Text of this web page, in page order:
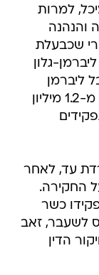
למרות
והנהנה
שכבעלת
גלון
קיבל ליברמן
למעלה מ-2.5 מיליון דולר, כאשר יותר מ-1.2 מיליון
עד, לאחר
החקירה.
כשר
לשעבר, זאב
הדין